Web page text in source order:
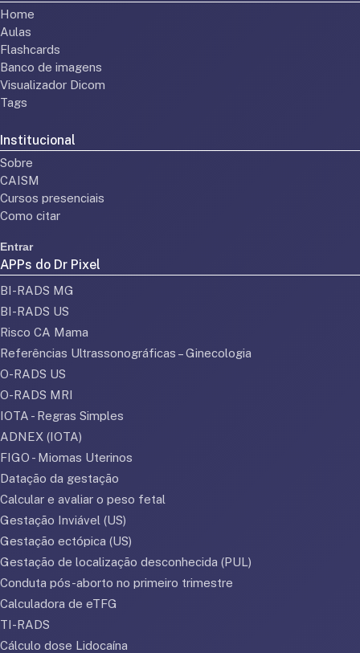
Home
Aulas
Flashcards
Banco de imagens
Visualizador Dicom
Tags
Institucional
Sobre
CAISM
Cursos presenciais
Como citar
Entrar
APPs do Dr Pixel
BI-RADS MG
BI-RADS US
Risco CA Mama
Referências Ultrassonográficas – Ginecologia
O-RADS US
O-RADS MRI
IOTA - Regras Simples
ADNEX (IOTA)
FIGO - Miomas Uterinos
Datação da gestação
Calcular e avaliar o peso fetal
Gestação Inviável (US)
Gestação ectópica (US)
Gestação de localização desconhecida (PUL)
Conduta pós-aborto no primeiro trimestre
Calculadora de eTFG
TI-RADS
Cálculo dose Lidocaína